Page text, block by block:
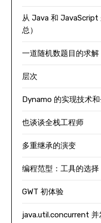
从 Java 和 JavaScript
总）
一道随机数题目的求解
层次
Dynamo 的实现技术
也谈谈全栈工程师
多重继承的演变
编程范型：工具的选择
GWT 初体验
java.util.concurrent 并